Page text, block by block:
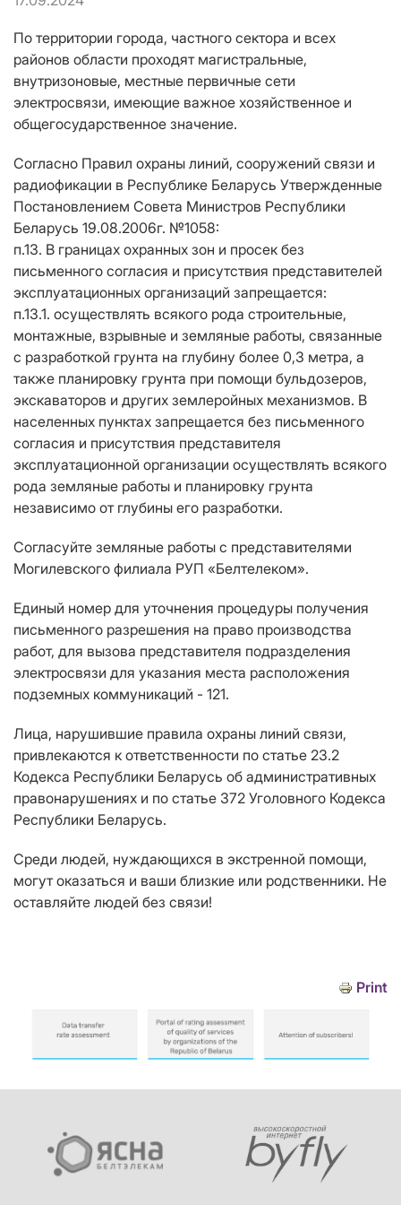
По территории города, частного сектора и всех
районов области проходят магистральные,
внутризоновые, местные первичные сети
электросвязи, имеющие важное хозяйственное и
общегосударственное значение.
Согласно Правил охраны линий, сооружений связи и
радиофикации в Республике Беларусь Утвержденные
Постановлением Совета Министров Республики
Беларусь 19.08.2006г. №1058:
п.13. В границах охранных зон и просек без
письменного согласия и присутствия представителей
эксплуатационных организаций запрещается:
п.13.1. осуществлять всякого рода строительные,
монтажные, взрывные и земляные работы, связанные
с разработкой грунта на глубину более 0,3 метра, а
также планировку грунта при помощи бульдозеров,
экскаваторов и других землеройных механизмов. В
населенных пунктах запрещается без письменного
согласия и присутствия представителя
эксплуатационной организации осуществлять всякого
рода земляные работы и планировку грунта
независимо от глубины его разработки.
Согласуйте земляные работы с представителями
Могилевского филиала РУП «Белтелеком».
Единый номер для уточнения процедуры получения
письменного разрешения на право производства
работ, для вызова представителя подразделения
электросвязи для указания места расположения
подземных коммуникаций - 121.
Лица, нарушившие правила охраны линий связи,
привлекаются к ответственности по статье 23.2
Кодекса Республики Беларусь об административных
правонарушениях и по статье 372 Уголовного Кодекса
Республики Беларусь.
Среди людей, нуждающихся в экстренной помощи,
могут оказаться и ваши близкие или родственники. Не
оставляйте людей без связи!
Print